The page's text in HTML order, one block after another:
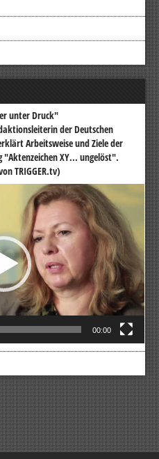
unter Druck"
der Deutschen
Arbeitsweise und Ziele der
"Aktenzeichen XY... ungelöst".
TRIGGER.tv)
00:00